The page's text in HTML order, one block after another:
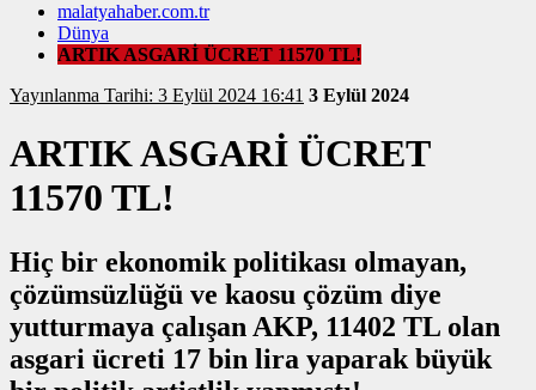
malatyahaber.com.tr
Dünya
ARTIK ASGARİ ÜCRET 11570 TL!
Yayınlanma Tarihi: 3 Eylül 2024 16:41 3 Eylül 2024
ARTIK ASGARİ ÜCRET
11570 TL!
Hiç bir ekonomik politikası olmayan,
çözümsüzlüğü ve kaosu çözüm diye
yutturmaya çalışan AKP, 11402 TL olan
asgari ücreti 17 bin lira yaparak büyük